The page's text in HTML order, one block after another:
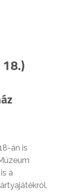
án is
a